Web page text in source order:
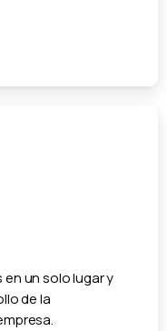
un solo lugar y
de la